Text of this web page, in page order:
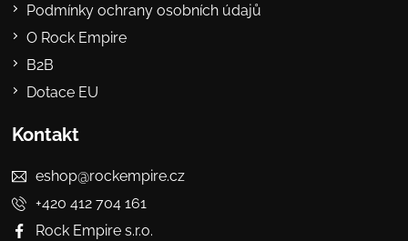
Podmínky ochrany osobních údajů
O Rock Empire
B2B
Dotace EU
Kontakt
eshop@rockempire.cz
+420 412 704 161
Rock Empire s.r.o.